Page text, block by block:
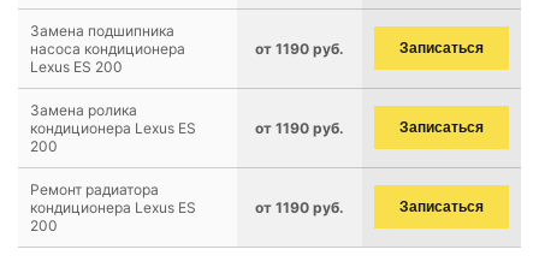
Замена подшипника
насоса кондиционера
Lexus ES 200
от 1190 руб. Записаться
Замена ролика
кондиционера Lexus ES
200
от 1190 руб. Записаться
Ремонт радиатора
кондиционера Lexus ES
200
от 1190 руб. Записаться